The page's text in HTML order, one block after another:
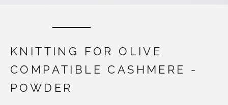
KNITTING FOR OLIVE
COMPATIBLE CASHMERE -
POWDER